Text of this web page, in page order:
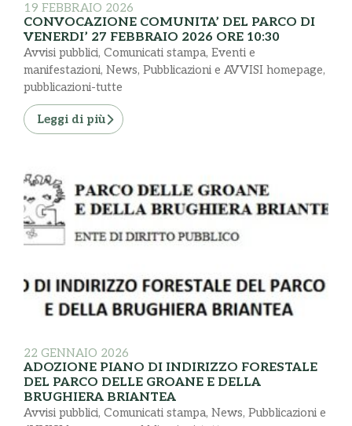
19 FEBBRAIO 2026
CONVOCAZIONE COMUNITA’ DEL PARCO DI
VENERDI’ 27 FEBBRAIO 2026 ORE 10:30
Avvisi pubblici, Comunicati stampa, Eventi e
manifestazioni, News, Pubblicazioni e AVVISI homepage,
pubblicazioni-tutte
Leggi di più
22 GENNAIO 2026
ADOZIONE PIANO DI INDIRIZZO FORESTALE
DEL PARCO DELLE GROANE E DELLA
BRUGHIERA BRIANTEA
Avvisi pubblici, Comunicati stampa, News, Pubblicazioni e